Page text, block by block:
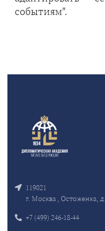
событиям".
119021
г. Москва , Остоженка,
+7 (499) 246-18-44